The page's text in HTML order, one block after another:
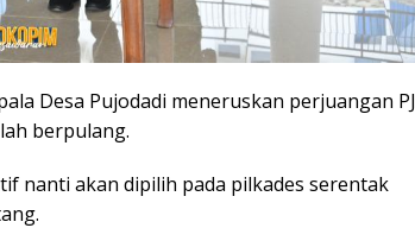
Desa Pujodadi meneruskan perjuangan PJ
berpulang.
nanti akan dipilih pada pilkades serentak